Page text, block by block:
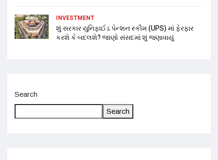
INVESTMENT
શું સરકાર યુનિફાઈડ પેન્શન સ્કીમ (UPS) માં ફેરફાર
કરશે કે બદલશે? જાણો સંસદમાં શું જણાવાયું
Search
Search